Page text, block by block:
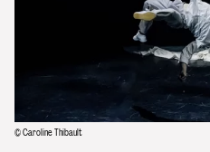
© Caroline Thibault